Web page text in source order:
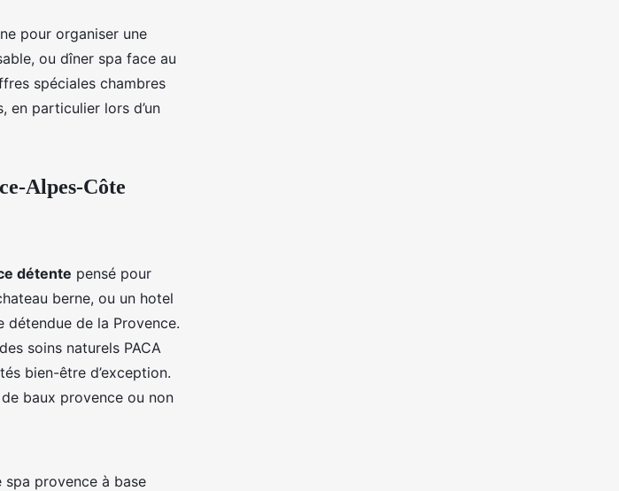
pour organiser une
ou dîner spa face au
spéciales chambres
en particulier lors d’un
Alpes-Côte
détente pensé pour
berne, ou un hotel
de la Provence.
soins naturels PACA
bien-être d’exception.
baux provence ou non
spa provence à base